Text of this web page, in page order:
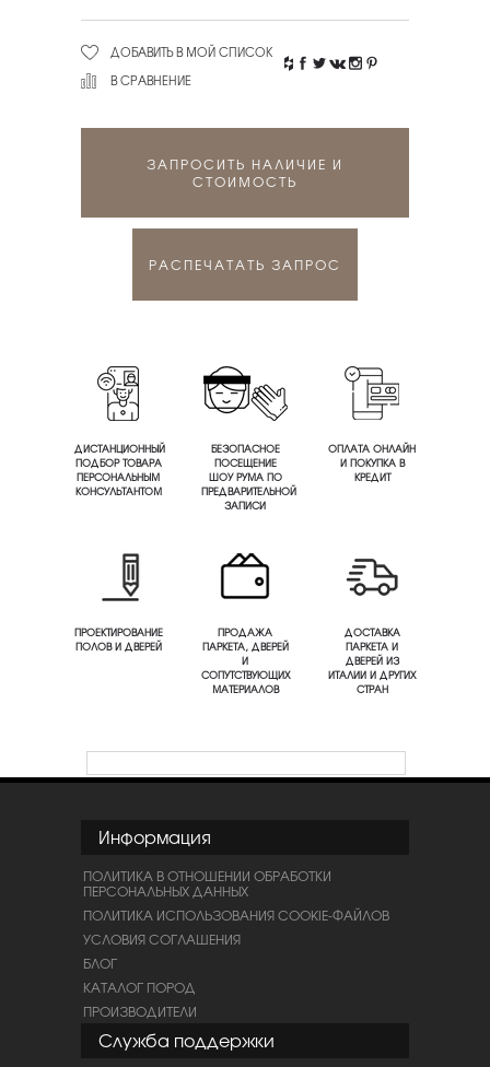
ДОБАВИТЬ В МОЙ СПИСОК
В СРАВНЕНИЕ
ЗАПРОСИТЬ НАЛИЧИЕ И
СТОИМОСТЬ
РАСПЕЧАТАТЬ ЗАПРОС
ДИСТАНЦИОННЫЙ
ПОДБОР ТОВАРА
ПЕРСОНАЛЬНЫМ
КОНСУЛЬТАНТОМ
БЕЗОПАСНОЕ
ПОСЕЩЕНИЕ
ШОУ РУМА ПО
ПРЕДВАРИТЕЛЬНОЙ
ЗАПИСИ
ОПЛАТА ОНЛАЙН
И ПОКУПКА В
КРЕДИТ
ПРОЕКТИРОВАНИЕ
ПОЛОВ И ДВЕРЕЙ
ПРОДАЖА
ПАРКЕТА, ДВЕРЕЙ
И
СОПУТСТВУЮЩИХ
МАТЕРИАЛОВ
ДОСТАВКА
ПАРКЕТА И
ДВЕРЕЙ ИЗ
ИТАЛИИ И ДРУГИХ
СТРАН
Информация
ПОЛИТИКА В ОТНОШЕНИИ ОБРАБОТКИ
ПЕРСОНАЛЬНЫХ ДАННЫХ
ПОЛИТИКА ИСПОЛЬЗОВАНИЯ COOKIE-ФАЙЛОВ
УСЛОВИЯ СОГЛАШЕНИЯ
БЛОГ
КАТАЛОГ ПОРОД
ПРОИЗВОДИТЕЛИ
Служба поддержки